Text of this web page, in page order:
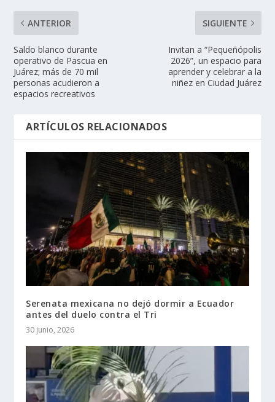
ANTERIOR
Saldo blanco durante
operativo de Pascua en
Juárez; más de 70 mil
personas acudieron a
espacios recreativos
SIGUIENTE
Invitan a “Pequeñópolis
2026”, un espacio para
aprender y celebrar a la
niñez en Ciudad Juárez
ARTÍCULOS RELACIONADOS
Serenata mexicana no dejó dormir a Ecuador
antes del duelo contra el Tri
30 junio, 2026